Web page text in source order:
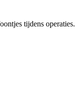
tijdens operaties.